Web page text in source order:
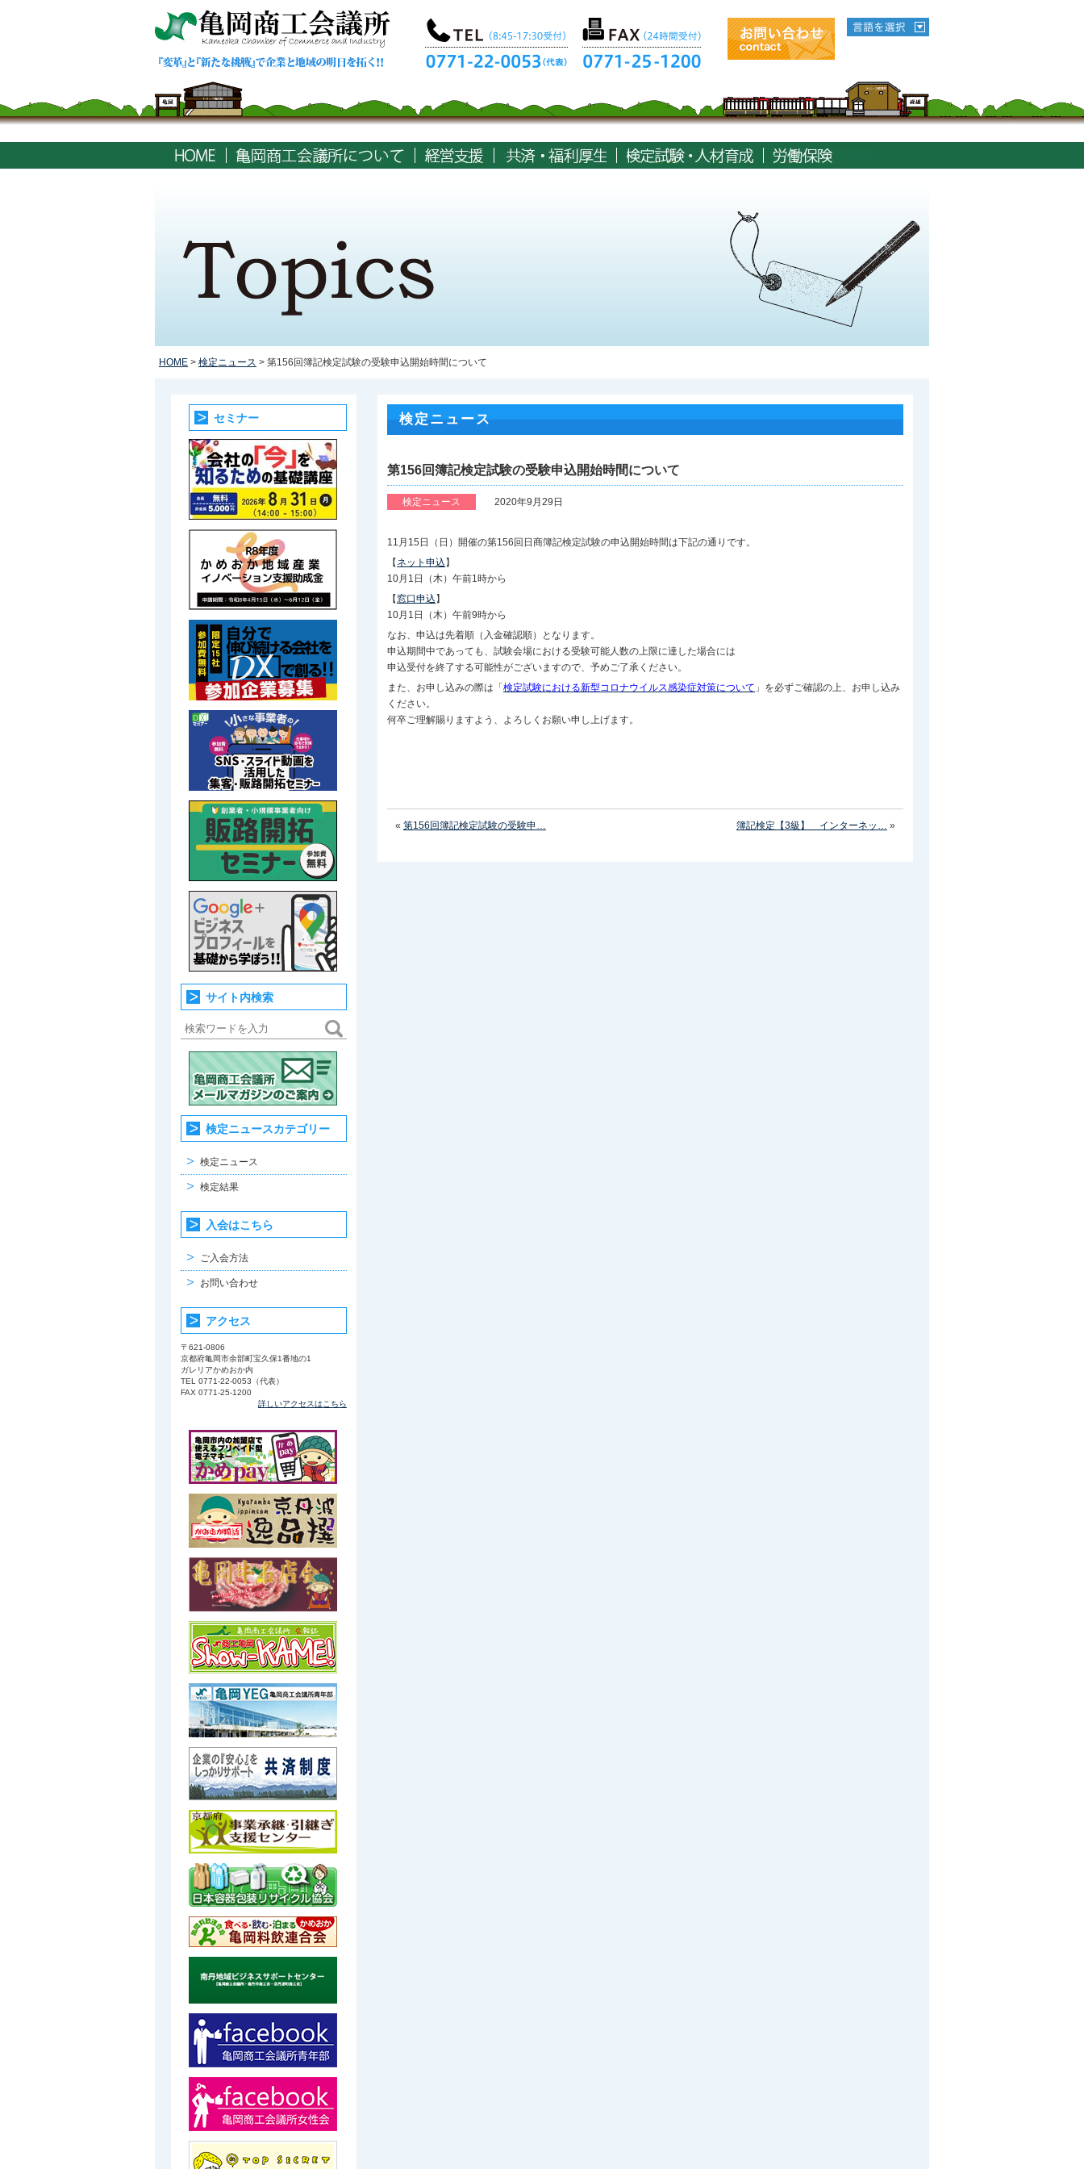
HOME > 検定ニュース > 第156回簿記検定試験の受験申込開始時間について
検定ニュース
第156回簿記検定試験の受験申込開始時間について
検定ニュース 2020年9月29日
11月15日（日）開催の第156回日商簿記検定試験の申込開始時間は下記の通りです。
【 ネット申込 】
10月1日（木）午前1時から
【 窓口申込 】
10月1日（木）午前9時から
なお、申込は先着順（入金確認順）となります。
申込期間中であっても、試験会場における受験可能人数の上限に達した場合には
申込受付を終了する可能性がございますので、予めご了承ください。
また、お申し込みの際は「 検定試験における新型コロナウイルス感染症対策について 」を必ずご確認の上、お申し込み
ください。
何卒ご理解賜りますよう、よろしくお願い申し上げます。
« 第156回簿記検定試験の受験申… 簿記検定【3級】 インターネッ… »
セミナー
サイト内検索
検定ニュースカテゴリー
検定ニュース
検定結果
入会はこちら
ご入会方法
お問い合わせ
アクセス
〒621-0806
京都府亀岡市余部町宝久保1番地の1
ガレリアかめおか内
TEL 0771-22-0053（代表）
FAX 0771-25-1200
詳しいアクセスはこちら